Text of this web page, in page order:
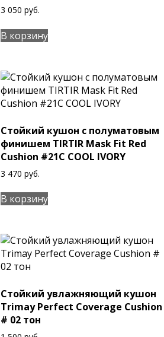
3 050 руб.
В корзину
Стойкий кушон с полуматовым
финишем TIRTIR Mask Fit Red
Cushion #21C COOL IVORY
3 470 руб.
В корзину
Стойкий увлажняющий кушон
Trimay Perfect Coverage Cushion
# 02 тон